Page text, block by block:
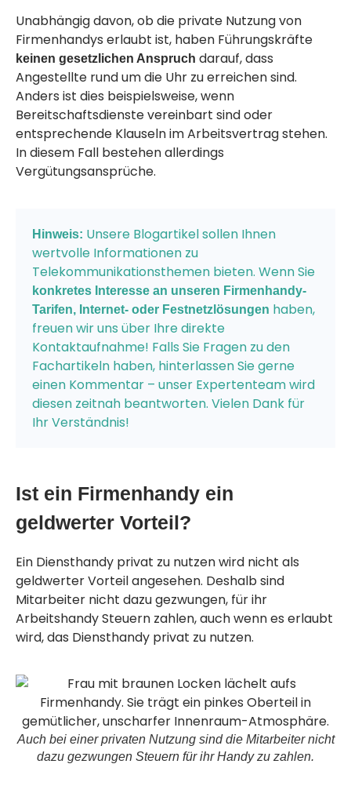
Unabhängig davon, ob die private Nutzung von
Firmenhandys erlaubt ist, haben Führungskräfte
keinen gesetzlichen Anspruch darauf, dass
Angestellte rund um die Uhr zu erreichen sind.
Anders ist dies beispielsweise, wenn
Bereitschaftsdienste vereinbart sind oder
entsprechende Klauseln im Arbeitsvertrag stehen.
In diesem Fall bestehen allerdings
Vergütungsansprüche.
Hinweis: Unsere Blogartikel sollen Ihnen
wertvolle Informationen zu
Telekommunikationsthemen bieten. Wenn Sie
konkretes Interesse an unseren Firmenhandy-
Tarifen, Internet- oder Festnetzlösungen haben,
freuen wir uns über Ihre direkte
Kontaktaufnahme! Falls Sie Fragen zu den
Fachartikeln haben, hinterlassen Sie gerne
einen Kommentar – unser Expertenteam wird
diesen zeitnah beantworten. Vielen Dank für
Ihr Verständnis!
Auch bei einer privaten Nutzung sind die Mitarbeiter nicht
dazu gezwungen Steuern für ihr Handy zu zahlen.
Ist ein Firmenhandy ein
geldwerter Vorteil?
Ein Diensthandy privat zu nutzen wird nicht als
geldwerter Vorteil angesehen. Deshalb sind
Mitarbeiter nicht dazu gezwungen, für ihr
Arbeitshandy Steuern zahlen, auch wenn es erlaubt
wird, das Diensthandy privat zu nutzen.